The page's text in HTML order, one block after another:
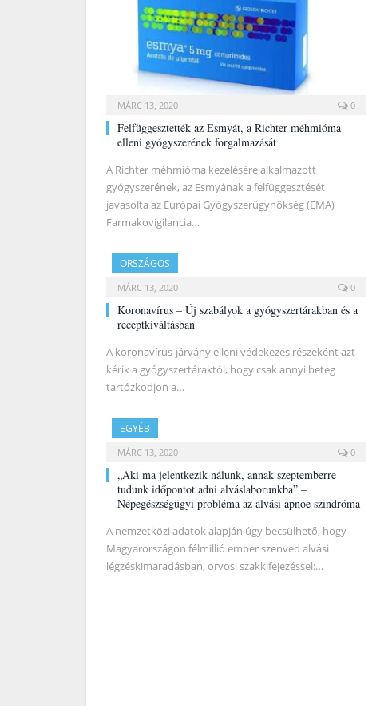
MÁRC 13, 2020 0
Felfüggesztették az Esmyát, a Richter méhmióma
elleni gyógyszerének forgalmazását
A Richter méhmióma kezelésére alkalmazott
gyógyszerének, az Esmyának a felfüggesztését
javasolta az Európai Gyógyszerügynökség (EMA)
Farmakovigilancia…
ORSZÁGOS
MÁRC 13, 2020 0
Koronavírus – Új szabályok a gyógyszertárakban és a
receptkiváltásban
A koronavírus-járvány elleni védekezés részeként azt
kérik a gyógyszertáraktól, hogy csak annyi beteg
tartózkodjon a…
EGYÉB
MÁRC 13, 2020 0
„Aki ma jelentkezik nálunk, annak szeptemberre
tudunk időpontot adni alváslaborunkba” –
Népegészségügyi probléma az alvási apnoe szindróma
A nemzetközi adatok alapján úgy becsülhető, hogy
Magyarországon félmillió ember szenved alvási
légzéskimaradásban, orvosi szakkifejezéssel:…